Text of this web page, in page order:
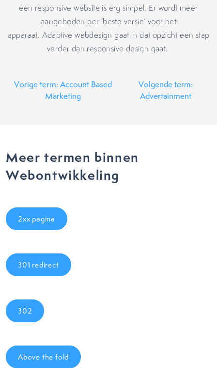
een responsive website is erg simpel. Er wordt meer
aangeboden per ‘beste versie’ voor het
apparaat. Adaptive webdesign gaat in dat opzicht een stap
verder dan responsive design gaat.
Vorige term: Account Based
Marketing
Volgende term:
Advertainment
Meer termen binnen
Webontwikkeling
2xx pagina
301 redirect
302
Above the fold